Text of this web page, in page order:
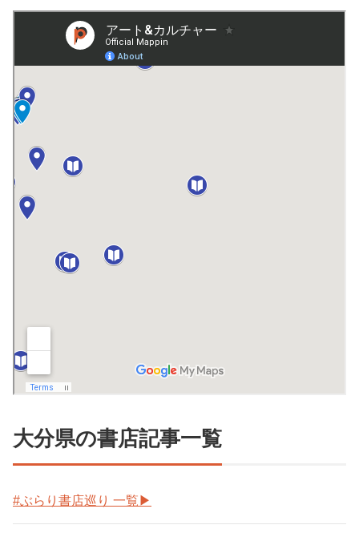
大分県の書店記事一覧
#ぶらり書店巡り 一覧▶︎